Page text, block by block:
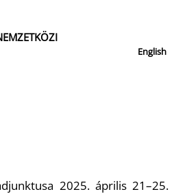
English
2025. április 21–25.